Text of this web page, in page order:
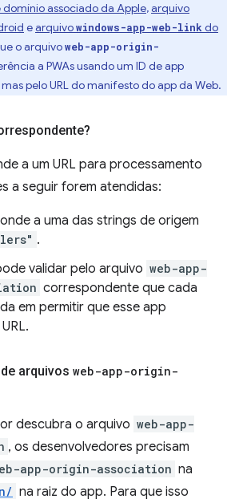
associado da Apple,arquivo
earquivowindows-app-web-link do
o arquivoweb-app-origin-
a PWAs usando um ID de app
pelo URL do manifesto do app da Web.
a um URL para processamento
a seguir forem atendidas:
a uma das strings de origem
.
validar pelo arquivo web-app-
correspondente que cada
em permitir que esse app
arquivos web-app-origin-
descubra o arquivo web-app-
, os desenvolvedores precisam
app-origin-association na
na raiz do app. Para que isso